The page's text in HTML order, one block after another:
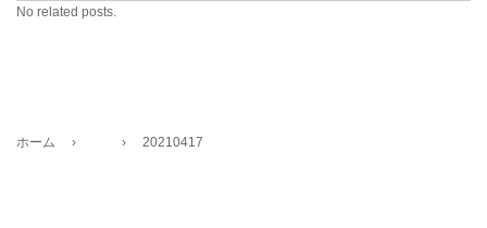
No related posts.
ホーム › › 20210417